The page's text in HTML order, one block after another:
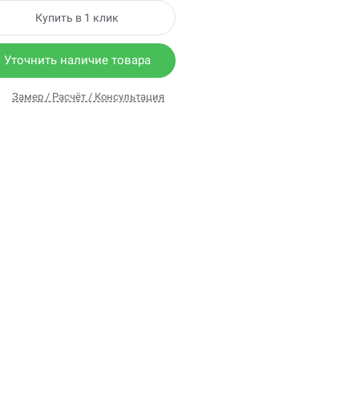
Купить в 1 клик
Уточнить наличие товара
Замер / Расчёт / Консультация